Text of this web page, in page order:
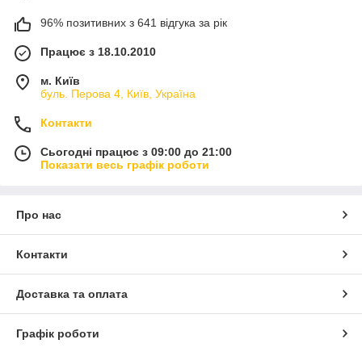
96% позитивних з 641 відгука за рік
Працює з 18.10.2010
м. Київ
буль. Перова 4, Київ, Україна
Контакти
Сьогодні працює з 09:00 до 21:00
Показати весь графік роботи
Про нас
Контакти
Доставка та оплата
Графік роботи